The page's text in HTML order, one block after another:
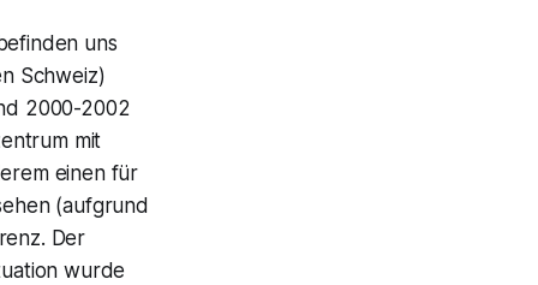
uns
Schweiz)
2000-2002
mit
einen für
(aufgrund
Der
wurde